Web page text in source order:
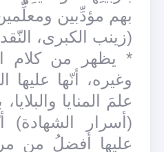
بهم مؤدِّبين
(زينب الكبرى،
* يظهر من كلام
وغيره، أنّها عليها
علمَ المنايا
(أسرار الشهادة)
عليها أفضلُ من